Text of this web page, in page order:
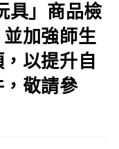
具」商品檢
加強師生
以提升自
敬請參